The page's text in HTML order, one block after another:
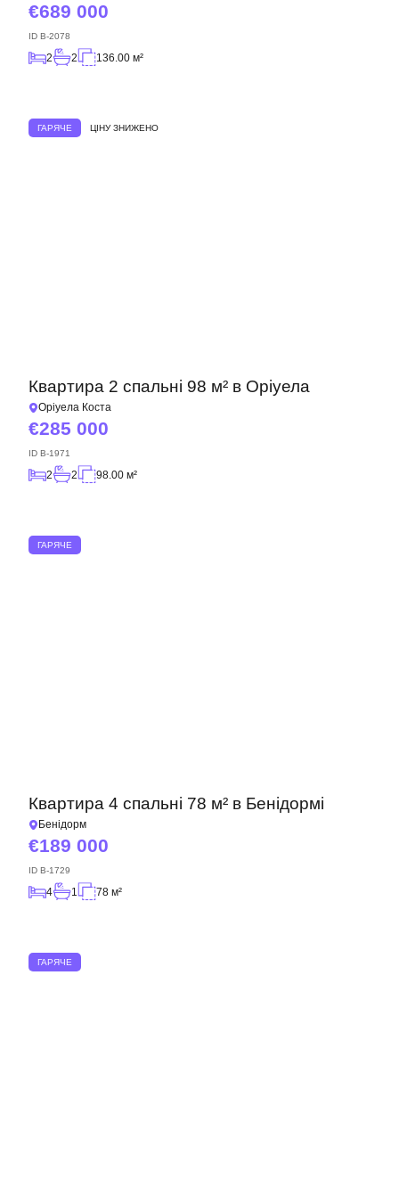
689 000
ID B-2078
2 2 136.00 м²
ГАРЯЧЕ ЦІНУ ЗНИЖЕНО
Квартира 2 спальні 98 м² в Оріуела
Оріуела Коста
285 000
ID B-1971
2 2 98.00 м²
ГАРЯЧЕ
Квартира 4 спальні 78 м² в Бенідормі
Бенідорм
189 000
ID B-1729
4 1 78 м²
ГАРЯЧЕ